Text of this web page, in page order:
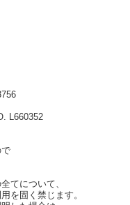
L660352
てについて、
を固く禁じます。